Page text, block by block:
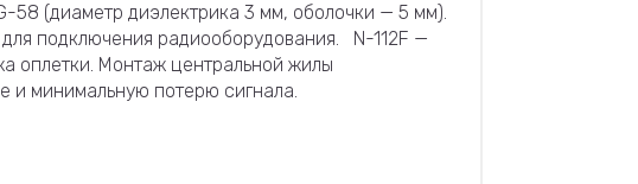
58 (диаметр диэлектрика 3 мм, оболочки — 5 мм).
подключения радиооборудования. N-112F —
оплетки. Монтаж центральной жилы
и минимальную потерю сигнала.